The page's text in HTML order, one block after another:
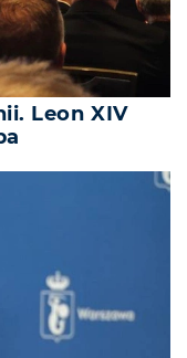
Leon XIV